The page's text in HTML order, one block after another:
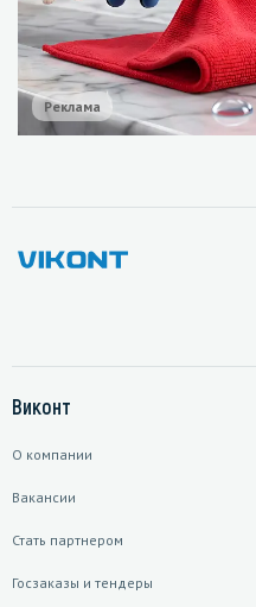
Реклама
Виконт
О компании
Вакансии
Стать партнером
Госзаказы и тендеры